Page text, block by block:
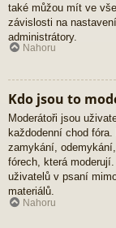
také můžou mít ve
závislosti na
administrátory.
Nahoru
Kdo jsou to
Moderátoři jsou
každodenní chod
zamykání,
fórech, která
uživatelů v psaní
materiálů.
Nahoru